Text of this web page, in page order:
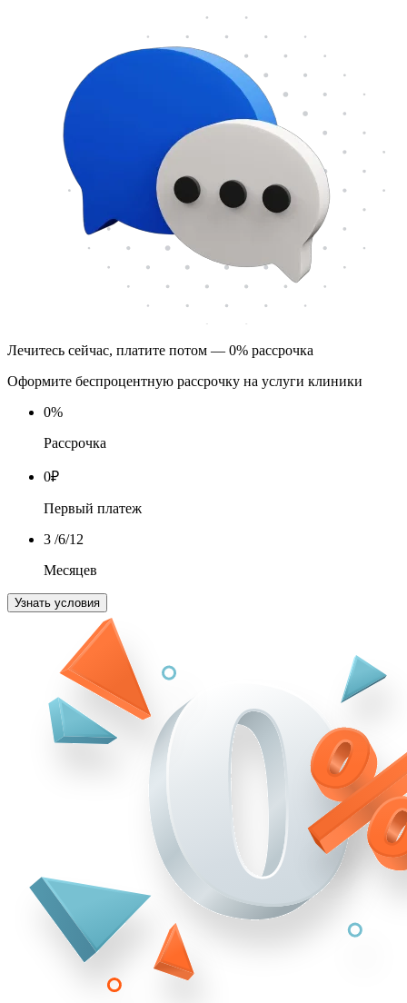
Лечитесь сейчас, платите потом — 0% рассрочка
Оформите беспроцентную рассрочку на услуги клиники
0%
Рассрочка
0₽
Первый платеж
3 /6/12
Месяцев
Узнать условия